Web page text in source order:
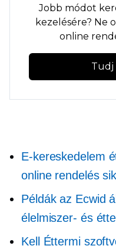
Jobb módot
kezelésére? Ne
online
Tudj
E-kereskedelem
online rendelés
Példák az Ecwid
élelmiszer- és
Kell
Éttermi